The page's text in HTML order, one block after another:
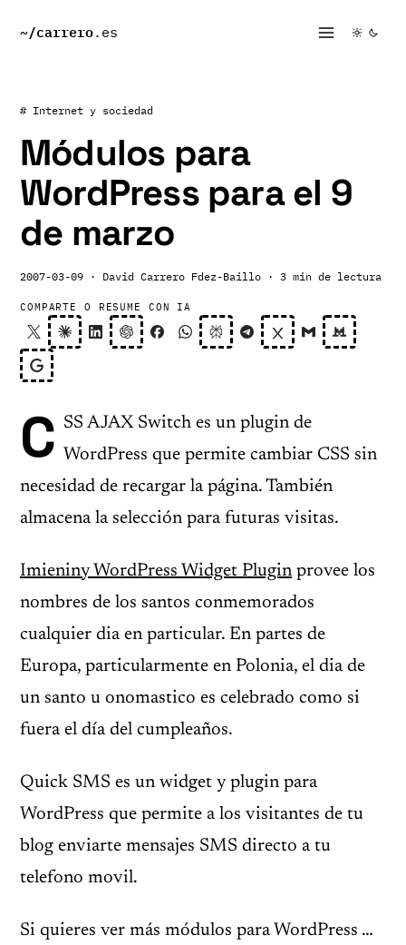
~/carrero.es
# Internet y sociedad
Módulos para
WordPress para el 9
de marzo
2007-03-09 · David Carrero Fdez-Baillo · 3 min de lectura
COMPARTE O RESUME CON IA
C SS AJAX Switch es un plugin de
WordPress que permite cambiar CSS sin
necesidad de recargar la página. También
almacena la selección para futuras visitas.
Imieniny WordPress Widget Pluginprovee los
nombres de los santos conmemorados
cualquier dia en particular. En partes de
Europa, particularmente en Polonia, el dia de
un santo u onomastico es celebrado como si
fuera el día del cumpleaños.
Quick SMS es un widget y plugin para
WordPress que permite a los visitantes de tu
blog enviarte mensajes SMS directo a tu
telefono movil.
Si quieres ver más módulos para WordPress …